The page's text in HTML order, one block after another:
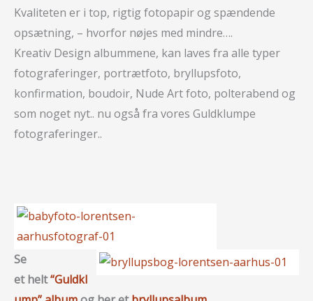
Kvaliteten er i top, rigtig fotopapir og spændende
opsætning, – hvorfor nøjes med mindre….
Kreativ Design albummene, kan laves fra alle typer
fotograferinger, portrætfoto, bryllupsfoto,
konfirmation, boudoir, Nude Art foto, polterabend og
som noget nyt.. nu også fra vores Guldklumpe
fotograferinger..
Se
et helt“Guldkl